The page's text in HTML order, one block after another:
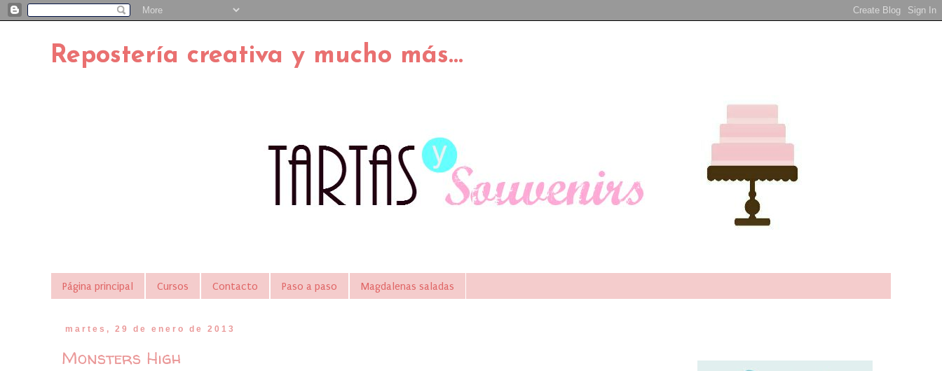
Repostería creativa y mucho más...
Página principal Cursos Contacto Paso a paso Magdalenas saladas
martes, 29 de enero de 2013
Monsters High